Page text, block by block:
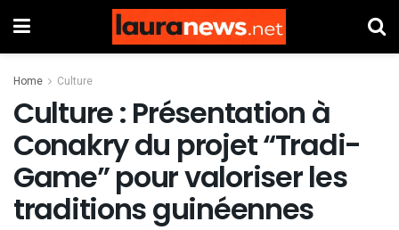
Home Culture
Culture : Présentation à
Conakry du projet “Tradi-
Game” pour valoriser les
traditions guinéennes